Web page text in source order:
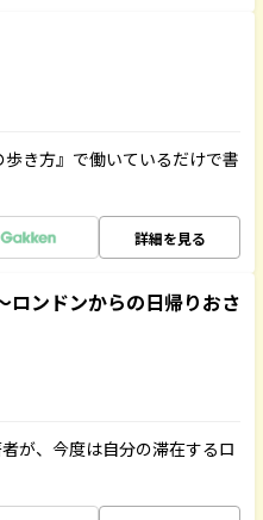
き方』で働いているだけで書
詳細を見る
ロンドンからの日帰りおさ
が、今度は自分の滞在するロ